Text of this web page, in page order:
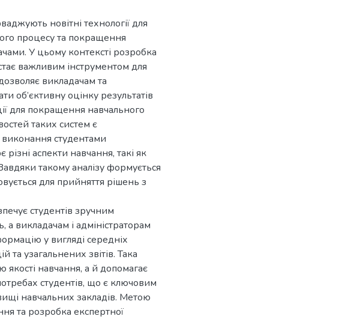
новітні технології для
процесу та покращення
У цьому контексті розробка
важливим інструментом для
викладачам та
об’єктивну оцінку результатів
для покращення навчального
таких систем є
виконання студентами
аспекти навчання, такі як
такому аналізу формується
для прийняття рішень з
студентів зручним
викладачам і адміністраторам
у вигляді середніх
та узагальнених звітів. Така
навчання, а й допомагає
студентів, що є ключовим
навчальних закладів. Метою
та розробка експертної